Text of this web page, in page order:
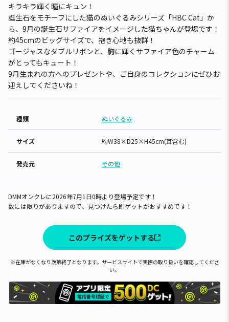
キラキラ輝く瞳にキュン！
誕生石をモチーフにした猫のぬいぐるみシリーズ「HBC Cat」か
ら、9月の誕生石サファイアをイメージした猫ちゃんが登場です！
約45cmのビッグサイズで、抱き心地も抜群！
ゴージャスなダブルリボンと、胸に輝くサファイア色のチャーム
がとってもキュート！
9月生まれの方へのプレゼントや、ご自身のコレクションにぜひお
迎えしてくださいね！
種類 ぬいぐるみ
サイズ 約W38×D25×H45cm(耳含む)
発売元 その他
DMMオンクレに2026年7月1日0時より登場予定です！
数には限りがありますので、見つけたら即ゲットがおすすめです！
このプライズをゲットする
※在庫がなくなり次第終了となります。サービスサイトで実際の取り扱いを確認してくださ
い。